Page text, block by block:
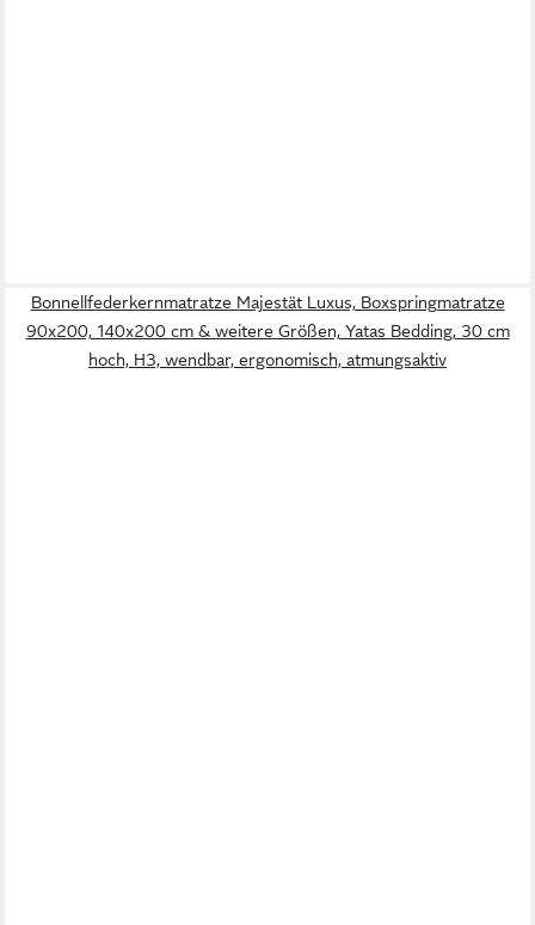
Bonnellfederkernmatratze Majestät Luxus, Boxspringmatratze
90x200, 140x200 cm & weitere Größen, Yatas Bedding, 30 cm
hoch, H3, wendbar, ergonomisch, atmungsaktiv